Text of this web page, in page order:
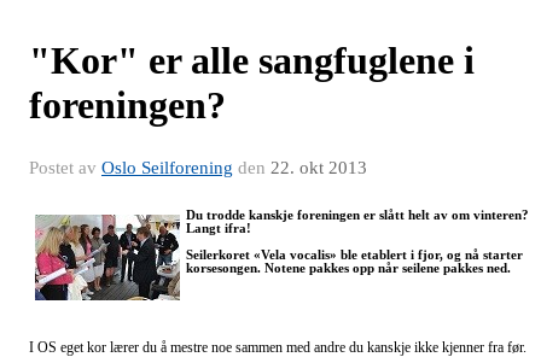
"Kor" er alle sangfuglene i
foreningen?
Postet av Oslo Seilforening den 22. okt 2013
Du trodde kanskje foreningen er slått helt av om vinteren?
Langt ifra!
Seilerkoret «Vela vocalis» ble etablert i fjor, og nå starter
korsesongen. Notene pakkes opp når seilene pakkes ned.
I OS eget kor lærer du å mestre noe sammen med andre du kanskje ikke kjenner fra før.